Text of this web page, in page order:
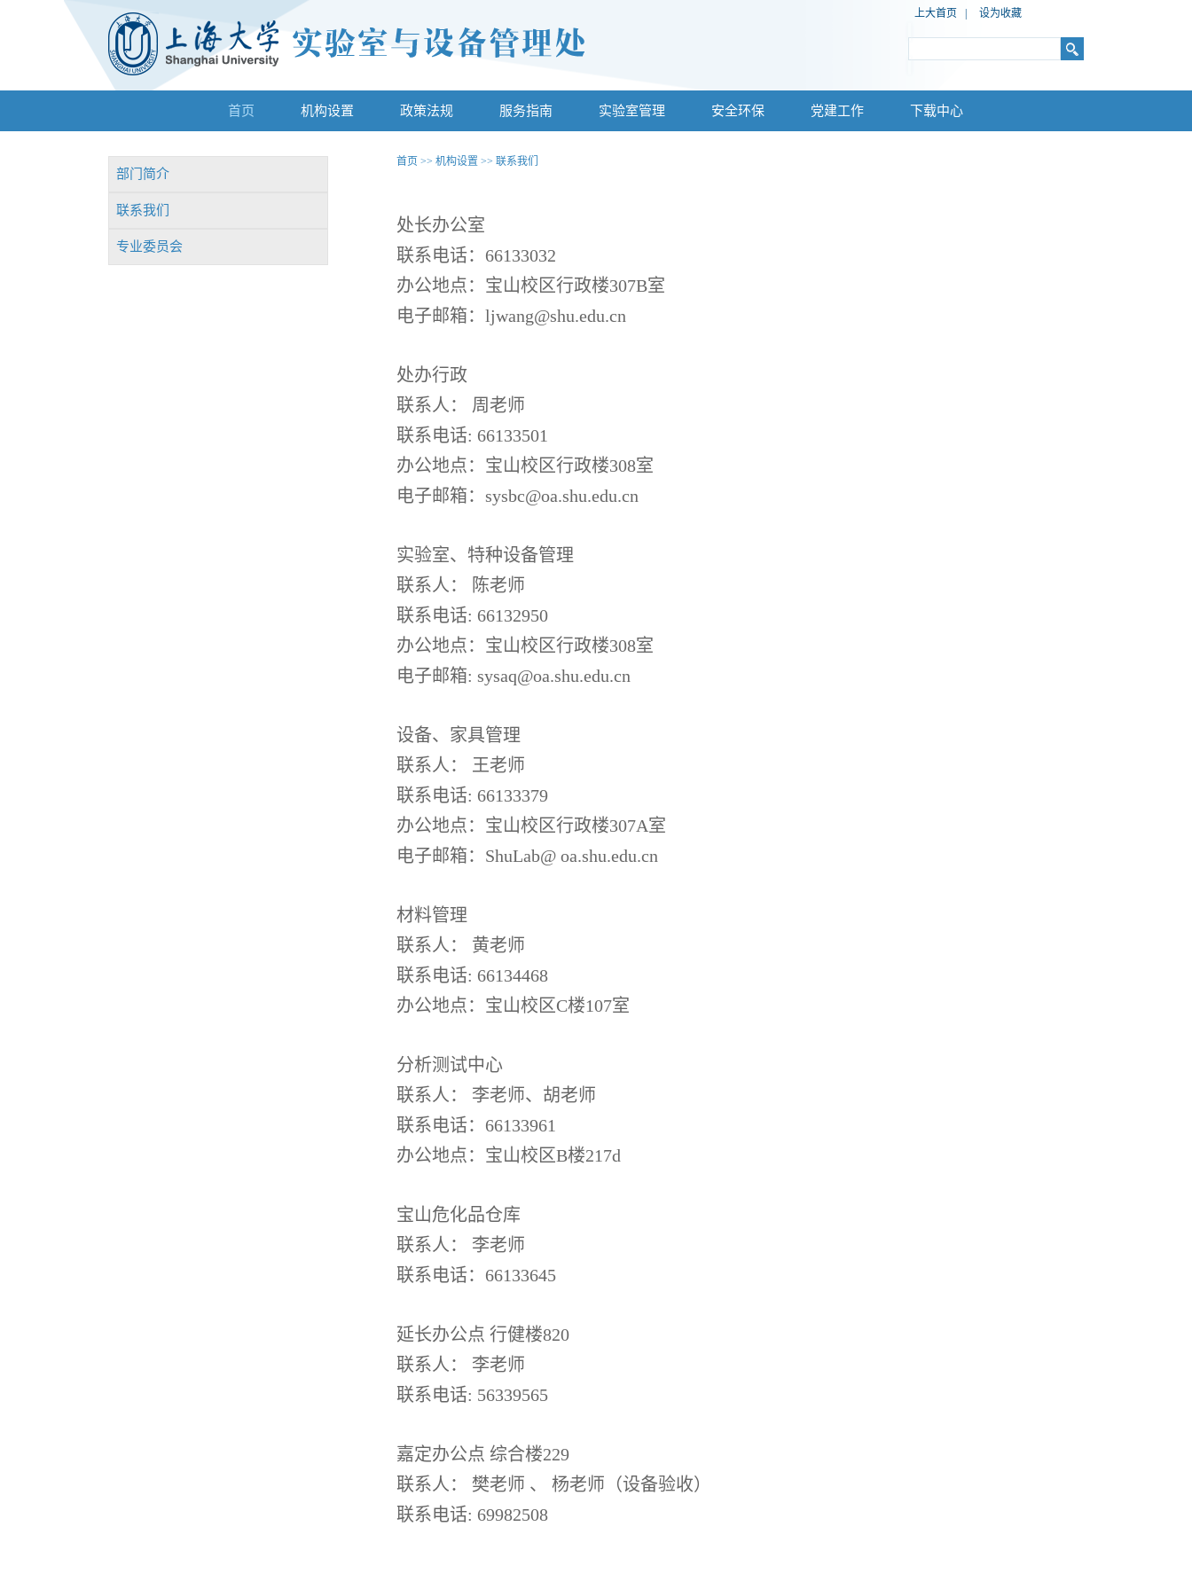
上大首页 设为收藏
首页 机构设置 政策法规 服务指南 实验室管理 安全环保 党建工作 下载中心
部门简介
联系我们
专业委员会
首页 >> 机构设置 >> 联系我们
处长办公室
联系电话：66133032
办公地点：宝山校区行政楼307B室
电子邮箱：ljwang@shu.edu.cn
处办行政
联系人： 周老师
联系电话: 66133501
办公地点：宝山校区行政楼308室
电子邮箱：sysbc@oa.shu.edu.cn
实验室、特种设备管理
联系人： 陈老师
联系电话: 66132950
办公地点：宝山校区行政楼308室
电子邮箱: sysaq@oa.shu.edu.cn
设备、家具管理
联系人： 王老师
联系电话: 66133379
办公地点：宝山校区行政楼307A室
电子邮箱：ShuLab@ oa.shu.edu.cn
材料管理
联系人： 黄老师
联系电话: 66134468
办公地点：宝山校区C楼107室
分析测试中心
联系人： 李老师、胡老师
联系电话：66133961
办公地点：宝山校区B楼217d
宝山危化品仓库
联系人： 李老师
联系电话：66133645
延长办公点 行健楼820
联系人： 李老师
联系电话: 56339565
嘉定办公点 综合楼229
联系人： 樊老师 、 杨老师（设备验收）
联系电话: 69982508